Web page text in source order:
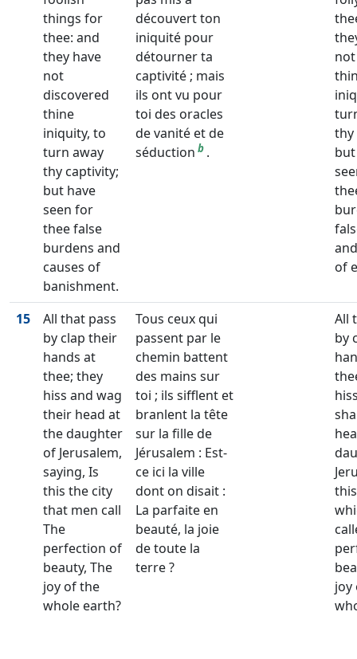
things for
thee: and
they have
not
discovered
thine
iniquity, to
turn away
thy captivity;
but have
seen for
thee false
burdens and
causes of
banishment.
découvert ton
iniquité pour
détourner ta
captivité ; mais
ils ont vu pour
toi des oracles
de vanité et de
séduction b .
thy
of
15
All that pass
by clap their
hands at
thee; they
hiss and wag
their head at
the daughter
of Jerusalem,
saying, Is
this the city
that men call
The
perfection of
beauty, The
joy of the
whole earth?
Tous ceux qui
passent par le
chemin battent
des mains sur
toi ; ils sifflent et
branlent la tête
sur la fille de
Jérusalem : Est-
ce ici la ville
dont on disait :
La parfaite en
beauté, la joie
de toute la
terre ?
All
by
joy